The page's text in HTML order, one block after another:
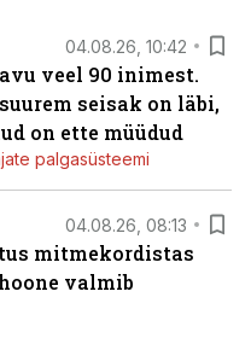
04.08.26, 10:42
veel 90 inimest.
seisak on läbi,
on ette müüdud
palgasüsteemi
04.08.26, 08:13
mitmekordistas
valmib